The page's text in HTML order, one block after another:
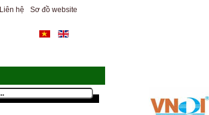
Liên hệ Sơ đồ website